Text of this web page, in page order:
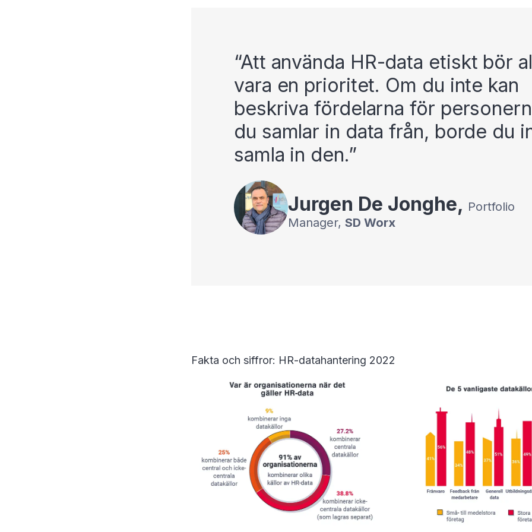
Att använda HR-data etiskt bör
vara en prioritet. Om du inte kan
beskriva fördelarna för
du samlar in data från, borde du
samla in den.
Jurgen De Jonghe, Portfolio
Manager, SD Worx
Fakta och siffror: HR-datahantering 2022